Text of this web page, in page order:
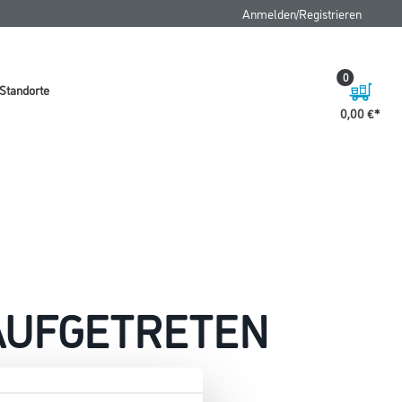
Anmelden/Registrieren
Standorte
0,00 €
0